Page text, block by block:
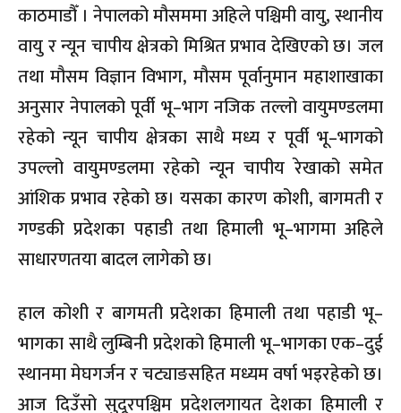
काठमाडौँ । नेपालको मौसममा अहिले पश्चिमी वायु, स्थानीय
वायु र न्यून चापीय क्षेत्रको मिश्रित प्रभाव देखिएको छ। जल
तथा मौसम विज्ञान विभाग, मौसम पूर्वानुमान महाशाखाका
अनुसार नेपालको पूर्वी भू–भाग नजिक तल्लो वायुमण्डलमा
रहेको न्यून चापीय क्षेत्रका साथै मध्य र पूर्वी भू–भागको
उपल्लो वायुमण्डलमा रहेको न्यून चापीय रेखाको समेत
आंशिक प्रभाव रहेको छ। यसका कारण कोशी, बागमती र
गण्डकी प्रदेशका पहाडी तथा हिमाली भू–भागमा अहिले
साधारणतया बादल लागेको छ।
हाल कोशी र बागमती प्रदेशका हिमाली तथा पहाडी भू–
भागका साथै लुम्बिनी प्रदेशको हिमाली भू–भागका एक–दुई
स्थानमा मेघगर्जन र चट्याङसहित मध्यम वर्षा भइरहेको छ।
आज दिउँसो सुदूरपश्चिम प्रदेशलगायत देशका हिमाली र